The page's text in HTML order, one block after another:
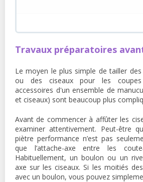
Travaux préparatoires
Le moyen le plus simple de tailler
ou des ciseaux pour les
accessoires d'un ensemble de
et ciseaux) sont beaucoup plus
Avant de commencer à affûter les
examiner attentivement. Peut-être
piètre performance n’est pas
que l’attache-axe entre les
Habituellement, un boulon ou un
axe sur les ciseaux. Si les moitiés
avec un boulon, vous pouvez